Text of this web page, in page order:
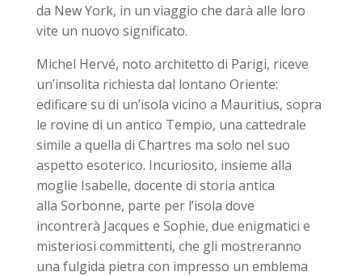
da New York, in un viaggio che darà alle loro
vite un nuovo significato.
Michel Hervé, noto architetto di Parigi, riceve
un’insolita richiesta dal lontano Oriente:
edificare su di un’isola vicino a Mauritius, sopra
le rovine di un antico Tempio, una cattedrale
simile a quella di Chartres ma solo nel suo
aspetto esoterico. Incuriosito, insieme alla
moglie Isabelle, docente di storia antica
alla Sorbonne, parte per l’isola dove
incontrerà Jacques e Sophie, due enigmatici e
misteriosi committenti, che gli mostreranno
una fulgida pietra con impresso un emblema